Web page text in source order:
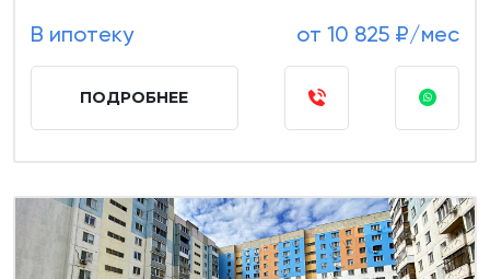
В ипотеку от 10 825 ₽/мес
ПОДРОБНЕЕ